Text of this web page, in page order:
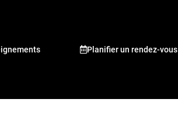
Planifier un rendez-vous